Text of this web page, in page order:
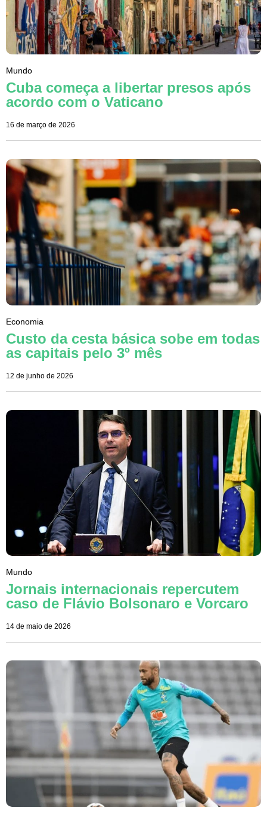
Mundo
Cuba começa a libertar presos após
acordo com o Vaticano
16 de março de 2026
Economia
Custo da cesta básica sobe em todas
as capitais pelo 3º mês
12 de junho de 2026
Mundo
Jornais internacionais repercutem
caso de Flávio Bolsonaro e Vorcaro
14 de maio de 2026